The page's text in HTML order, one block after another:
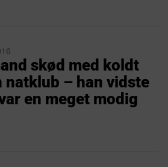
skød med koldt
natklub – han vidste
en meget modig